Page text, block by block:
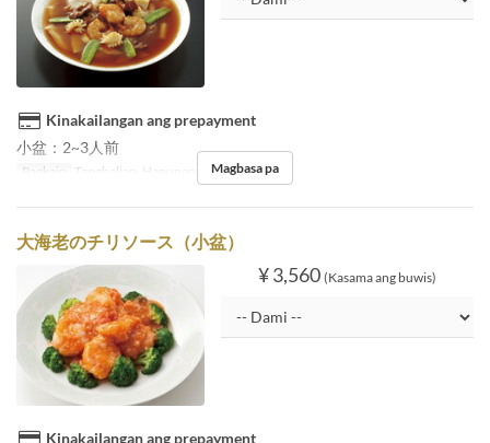
Kinakailangan ang prepayment
小盆：2~3人前
Pagkain Tanghalian, Hapunan Magbasa pa
大海老のチリソース（小盆）
¥ 3,560 (Kasama ang buwis)
Kinakailangan ang prepayment